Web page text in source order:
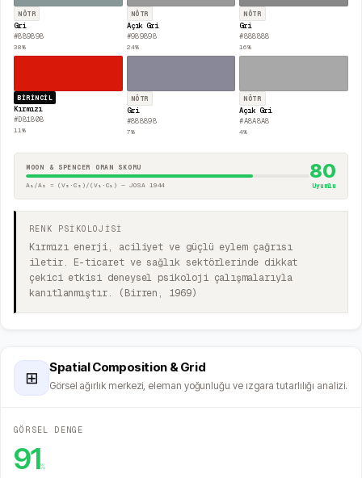
NÖTR
Gri
#889898
38%
NÖTR
Açık Gri
#989898
24%
NÖTR
Gri
#888888
16%
BIRINCIL
Kırmızı
#D81808
11%
NÖTR
Gri
#888898
7%
NÖTR
Açık Gri
#A8A8A8
4%
MOON & SPENCER ORAN SKORU
A₁/A₂ = (V₂·C₂)/(V₁·C₁) — JOSA 1944
80
Uyumlu
RENK PSİKOLOJİSİ
Kırmızı enerji, aciliyet ve güçlü eylem çağrısı
iletir. E-ticaret ve sağlık sektörlerinde dikkat
çekici etkisi deneysel psikoloji çalışmalarıyla
kanıtlanmıştır. (Birren, 1969)
⊞
Spatial Composition & Grid
Görsel ağırlık merkezi, eleman yoğunluğu ve ızgara tutarlılığı analizi.
GÖRSEL DENGE
91%